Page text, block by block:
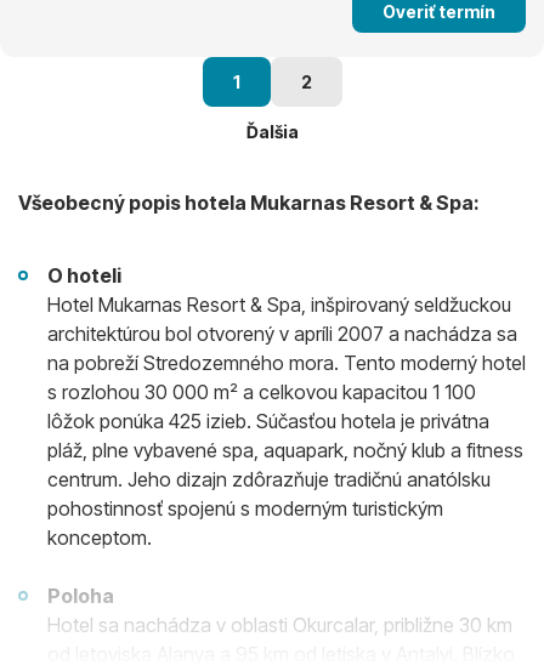
Overiť termín
1 2
Ďalšia
Všeobecný popis hotela Mukarnas Resort & Spa:
O hoteli
Hotel Mukarnas Resort & Spa, inšpirovaný seldžuckou
architektúrou bol otvorený v apríli 2007 a nachádza sa
na pobreží Stredozemného mora. Tento moderný hotel
s rozlohou 30 000 m² a celkovou kapacitou 1 100
lôžok ponúka 425 izieb. Súčasťou hotela je privátna
pláž, plne vybavené spa, aquapark, nočný klub a fitness
centrum. Jeho dizajn zdôrazňuje tradičnú anatólsku
pohostinnosť spojenú s moderným turistickým
konceptom.
Poloha
Hotel sa nachádza v oblasti Okurcalar, približne 30 km